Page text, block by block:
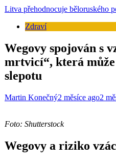
Litva přehodnocuje běloruského
Zdraví
Wegovy spojován s
mrtvicí“, která
slepotu
Martin Konečný2 měsíce ago2
Foto: Shutterstock
Wegovy a riziko